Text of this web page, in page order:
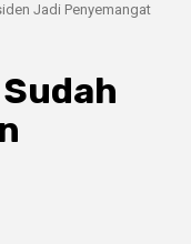
Jadi Penyemangat